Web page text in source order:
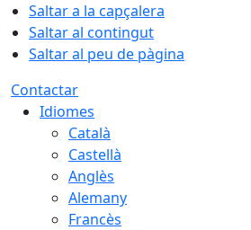
Saltar a la capçalera
Saltar al contingut
Saltar al peu de pàgina
Contactar
Idiomes
Català
Castellà
Anglès
Alemany
Francès